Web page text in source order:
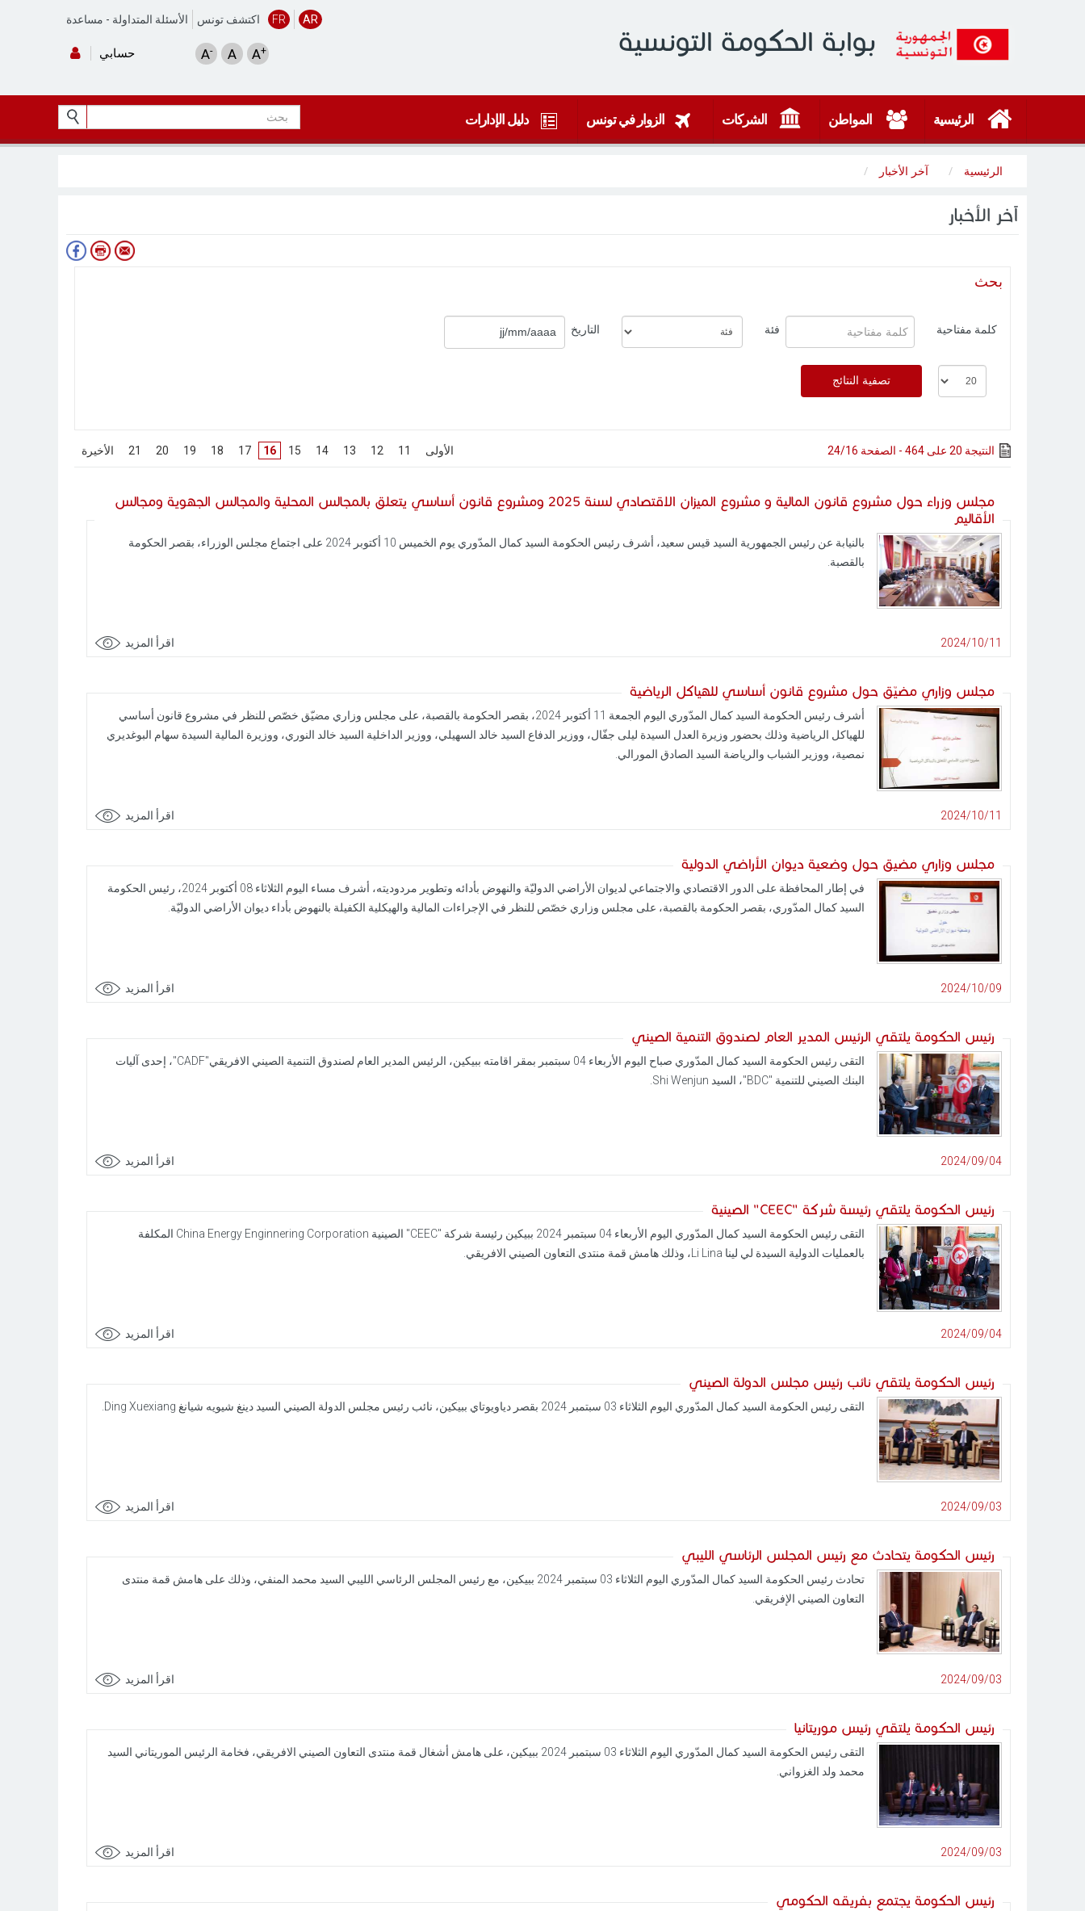
بوابة الحكومة التونسية
الأسئلة المتداولة - مساعدة اكتشف تونس FR AR
حسابي A- A A+
الرئيسية المواطن الشركات الزوار في تونس دليل الإدارات
الرئيسية آخر الأخبار
آخر الأخبار
بحث
كلمة مفتاحية فئة التاريخ
النتيجة 20 على 464 - الصفحة 24/16 الأولى 11
12
13
14
15
16
17
18
19
20
21 الأخيرة
مجلس وزراء حول مشروع قانون المالية و مشروع الميزان الاقتصادي لسنة 2025 ومشروع قانون أساسي يتعلق بالمجالس المحلية والمجالس الجهوية ومجالس
الأقاليم
بالنيابة عن رئيس الجمهورية السيد قيس سعيد، أشرف رئيس الحكومة السيد كمال المدّوري يوم الخميس 10 أكتوبر 2024 على اجتماع مجلس الوزراء، بقصر الحكومة
بالقصبة.
2024/10/11 اقرأ المزيد
مجلس وزاري مضيّق حول مشروع قانون أساسي للهياكل الرياضية
أشرف رئيس الحكومة السيد كمال المدّوري اليوم الجمعة 11 أكتوبر 2024، بقصر الحكومة بالقصبة، على مجلس وزاري مضيّق خصّص للنظر في مشروع قانون أساسي
للهياكل الرياضية وذلك بحضور وزيرة العدل السيدة ليلى جفّال، ووزير الدفاع السيد خالد السهيلي، ووزير الداخلية السيد خالد النوري، ووزيرة المالية السيدة سهام البوغديري
نمصية، ووزير الشباب والرياضة السيد الصادق المورالي.
2024/10/11 اقرأ المزيد
مجلس وزاري مضيق حول وضعية ديوان الأراضي الدولية
في إطار المحافظة على الدور الاقتصادي والاجتماعي لديوان الأراضي الدوليّة والنهوض بأدائه وتطوير مردوديته، أشرف مساء اليوم الثلاثاء 08 أكتوبر 2024، رئيس الحكومة
السيد كمال المدّوري، بقصر الحكومة بالقصبة، على مجلس وزاري خصّص للنظر في الإجراءات المالية والهيكلية الكفيلة بالنهوض بأداء ديوان الأراضي الدوليّة.
2024/10/09 اقرأ المزيد
رئيس الحكومة يلتقي الرئيس المدير العام لصندوق التنمية الصيني
التقى رئيس الحكومة السيد كمال المدّوري صباح اليوم الأربعاء 04 سبتمبر بمقر اقامته ببيكين، الرئيس المدير العام لصندوق التنمية الصيني الافريقي"CADF"، إحدى آليات
البنك الصيني للتنمية "BDC"، السيد Shi Wenjun.
2024/09/04 اقرأ المزيد
رئيس الحكومة يلتقي رئيسة شركة "CEEC" الصينية
التقى رئيس الحكومة السيد كمال المدّوري اليوم الأربعاء 04 سبتمبر 2024 ببيكين رئيسة شركة "CEEC" الصينية China Energy Enginnering Corporation المكلفة
بالعمليات الدولية السيدة لي لينا Li Lina، وذلك هامش قمة منتدى التعاون الصيني الافريقي.
2024/09/04 اقرأ المزيد
رئيس الحكومة يلتقي نائب رئيس مجلس الدولة الصيني
التقى رئيس الحكومة السيد كمال المدّوري اليوم الثلاثاء 03 سبتمبر 2024 بقصر دياويوتاي ببيكين، نائب رئيس مجلس الدولة الصيني السيد دينغ شيويه شيانغ Ding Xuexiang.
2024/09/03 اقرأ المزيد
رئيس الحكومة يتحادث مع رئيس المجلس الرئاسي الليبي
تحادث رئيس الحكومة السيد كمال المدّوري اليوم الثلاثاء 03 سبتمبر 2024 ببيكين، مع رئيس المجلس الرئاسي الليبي السيد محمد المنفي، وذلك على هامش قمة منتدى
التعاون الصيني الإفريقي.
2024/09/03 اقرأ المزيد
رئيس الحكومة يلتقي رئيس موريتانيا
التقى رئيس الحكومة السيد كمال المدّوري اليوم الثلاثاء 03 سبتمبر 2024 ببيكين، على هامش أشغال قمة منتدى التعاون الصيني الافريقي، فخامة الرئيس الموريتاني السيد
محمد ولد الغزواني.
2024/09/03 اقرأ المزيد
رئيس الحكومة يجتمع بفريقه الحكومي